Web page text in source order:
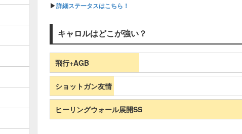
▶詳細ステータスはこちら！
キャロルはどこが強い？
飛行+AGB
ショットガン友情
ヒーリングウォール展開SS